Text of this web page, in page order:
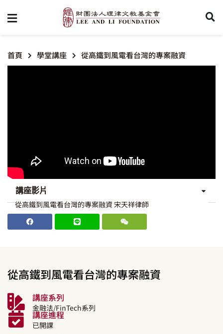
首頁 學堂講座 從高鐵到風電看台灣的專案融資
講座影片
從高鐵到風電看台灣的專案融資 宋天祥律師
從高鐵到風電看台灣的專案融資
講座系列
金融法/FinTech系列
講座進程
已開課